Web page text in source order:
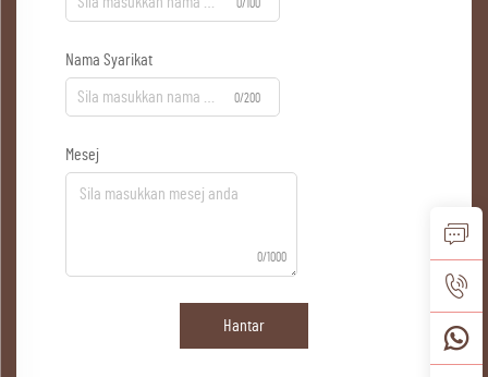
0/100
Nama Syarikat
0/200
Mesej
0/1000
Hantar